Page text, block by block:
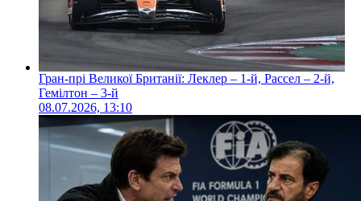
Гран-прі Великої Британії: Леклер – 1-й, Рассел – 2-й,
Гемілтон – 3-й
08.07.2026, 13:10